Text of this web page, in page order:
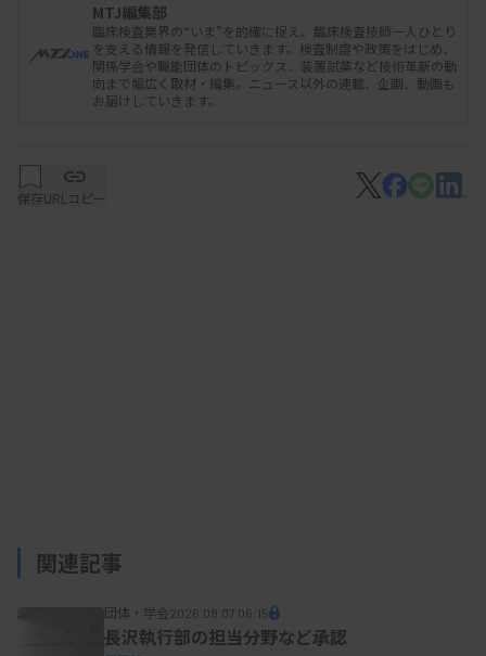
事開始まで、または休日について病院内で待機し検
している点として「部門」「性別」「経験年数」な
どを調べる。
MTJ編集部
臨床検査業界の“いま”を的確に捉え、臨床検査技師一人ひとり
を支える情報を発信していきます。検査制度や政策をはじめ、
関係学会や職能団体のトピックス、装置試薬など技術革新の動
向まで幅広く取材・編集。ニュース以外の連載、企画、動画も
お届けしていきます。
保存URLコピー
関連記事
団体・学会2026.08.07 06:15
長沢執行部の担当分野など承認